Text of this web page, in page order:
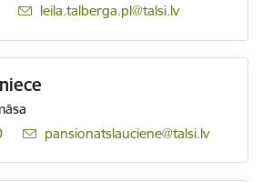
E-pasts:
leila.talberga.pl@talsi.lv
E-pasts:
pansionatslauciene@talsi.lv